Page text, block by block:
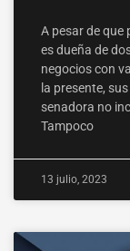
A pesar de que
es dueña de
negocios con
la presente,
senadora no
Tampoco
13 julio, 2023